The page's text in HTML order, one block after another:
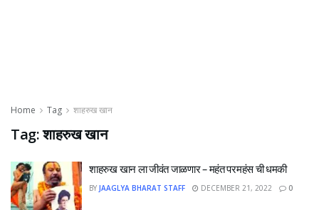
Home Tag शाहरुख खान
Tag:शाहरुख खान
शाहरुख खान ला जीवंत जाळणार – महंत परमहंस ची धमकी
BY JAAGLYA BHARAT STAFF DECEMBER 21, 2022 0